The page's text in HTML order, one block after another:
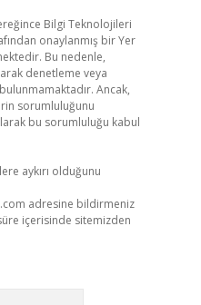
Bilgi Teknolojileri
onaylanmış bir Yer
Bu nedenle,
denetleme veya
Ancak,
sorumluluğunu
bu sorumluluğu kabul
aykırı olduğunu
adresine bildirmeniz
içerisinde sitemizden